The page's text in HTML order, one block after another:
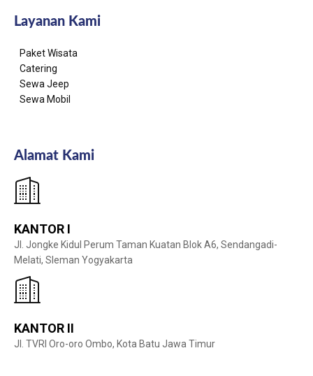
Layanan Kami
Paket Wisata
Catering
Sewa Jeep
Sewa Mobil
Alamat Kami
KANTOR I
Jl. Jongke Kidul Perum Taman Kuatan Blok A6, Sendangadi-
Melati, Sleman Yogyakarta
KANTOR II
Jl. TVRI Oro-oro Ombo, Kota Batu Jawa Timur